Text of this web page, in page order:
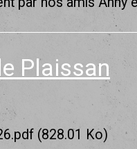
Plaissan
(828.01 Ko)